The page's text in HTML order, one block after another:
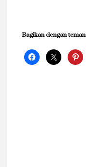
Bagikan dengan teman